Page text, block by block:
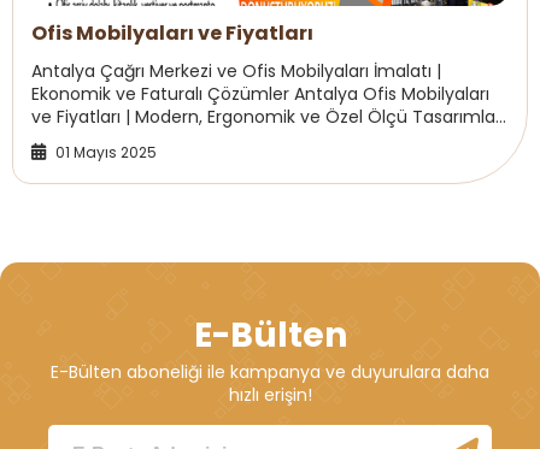
Ofis Mobilyaları ve Fiyatları
Antalya Çağrı Merkezi ve Ofis Mobilyaları İmalatı |
Ekonomik ve Faturalı Çözümler Antalya Ofis Mobilyaları
ve Fiyatları | Modern, Ergonomik ve Özel Ölçü Tasarımlar
Woodnec Ahşap Dekorasyon olarak, Ant...
01 Mayıs 2025
E-Bülten
E-Bülten aboneliği ile kampanya ve duyurulara daha
hızlı erişin!